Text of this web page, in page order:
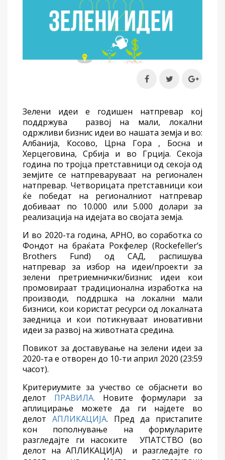
Зелени идеи е годишен натпревар кој
поддржува развој на мали, локални
одржливи бизнис идеи во нашата земја и во:
Албанија, Косово, Црна Гора , Босна и
Херцеговина, Србија и во Грција. Секоја
година по тројца претставници од секоја од
земјите се натпреваруваат на регионален
натпревар. Четворицата претставници кои
ќе победат на регионалниот натпревар
добиваат по 10.000 или 5.000 долари за
реализација на идејата во својата земја.
И во 2020-та година, АРНО, во соработка со
Фондот на браќата Рокфелер (Rockefeller’s
Brothers Fund) од САД, распишува
натпревар за избор на идеи/проекти за
зелени претриемнички/бизнис идеи кои
промовираат традиционална изработка на
производи, поддршка на локални мали
бизниси, кои користат ресурси од локалната
заедница и кои потикнуваат иновативни
идеи за развој на животната средина.
Повикот за доставување на зелени идеи за
2020-та е отворен до 10-ти април 2020 (23:59
часот).
Критериумите за учество се објаснети во
делот ПРАВИЛА. Новите формулари за
аплицирање можете да ги најдете во
делот АПЛИKАЦИЈА. Пред да пристапите
кон пополнување на формуларите
разгледајте ги насоките УПАТСТВО (во
делот на АПЛИКАЦИЈА) и разгледајте го